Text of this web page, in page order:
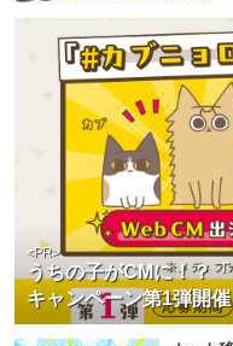
うちの子がCMに！？
キャンペーン第1弾開
<PR>